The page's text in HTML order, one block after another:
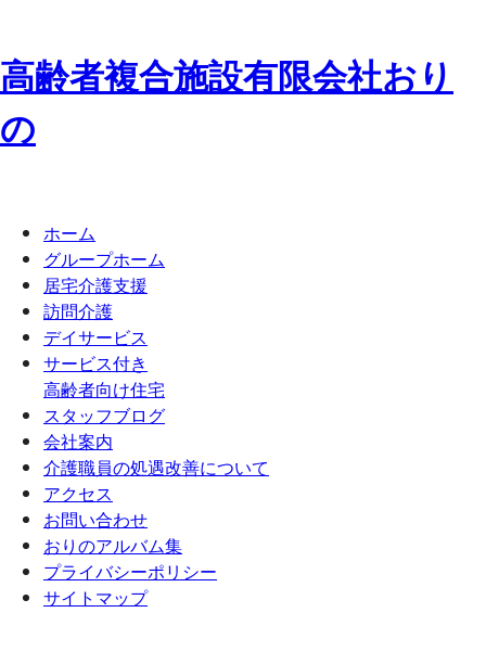
高齢者複合施設有限会社おり
の
ホーム
グループホーム
居宅介護支援
訪問介護
デイサービス
サービス付き
高齢者向け住宅
スタッフブログ
会社案内
介護職員の処遇改善について
アクセス
お問い合わせ
おりのアルバム集
プライバシーポリシー
サイトマップ